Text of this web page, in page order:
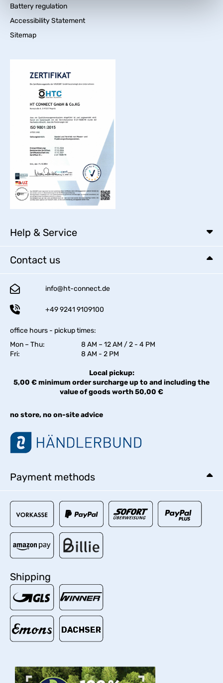
Battery regulation
Accessibility Statement
Sitemap
Help & Service
Contact us
info@ht-connect.de
+49 9241 9109100
office hours - pickup times:
Mon – Thu:
8 AM – 12 AM / 2 - 4 PM
Fri:
8 AM - 2 PM
Local pickup:
5,00 € minimum order surcharge up to and including the
value of goods worth 50,00 €
no store, no on-site advice
Payment methods
Shipping